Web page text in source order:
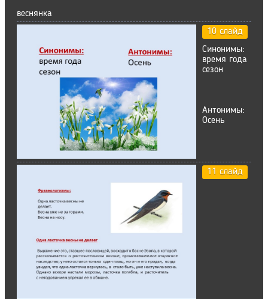
веснянка
10 слайд
Синонимы:
время года
сезон
Антонимы:
Осень
11 слайд